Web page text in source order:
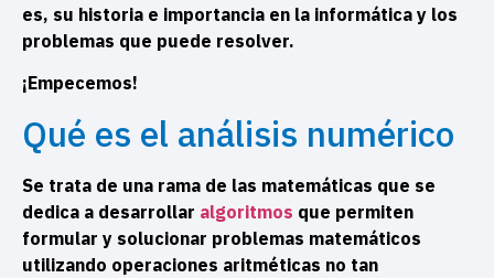
es, su historia e importancia en la informática y los
problemas que puede resolver.
¡Empecemos!
Qué es el análisis numérico
Se trata de una rama de las matemáticas que se
dedica a desarrollar algoritmos que permiten
formular y solucionar problemas matemáticos
utilizando operaciones aritméticas no tan